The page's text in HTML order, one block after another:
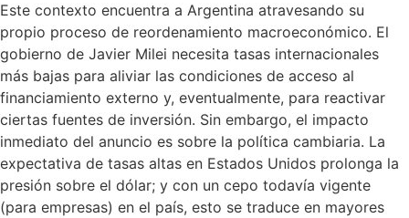
Este contexto encuentra a Argentina atravesando su
propio proceso de reordenamiento macroeconómico. El
gobierno de Javier Milei necesita tasas internacionales
más bajas para aliviar las condiciones de acceso al
financiamiento externo y, eventualmente, para reactivar
ciertas fuentes de inversión. Sin embargo, el impacto
inmediato del anuncio es sobre la política cambiaria. La
expectativa de tasas altas en Estados Unidos prolonga la
presión sobre el dólar; y con un cepo todavía vigente
(para empresas) en el país, esto se traduce en mayores